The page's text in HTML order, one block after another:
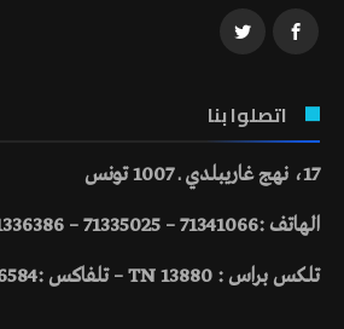
اتصلوا بنا
17، نهج غاريبلدي ـ 1007 تونس
الهاتف :71341066 – 71335025 – 71336386
تلكس براس : 13880 TN – تلفاكس :71336584